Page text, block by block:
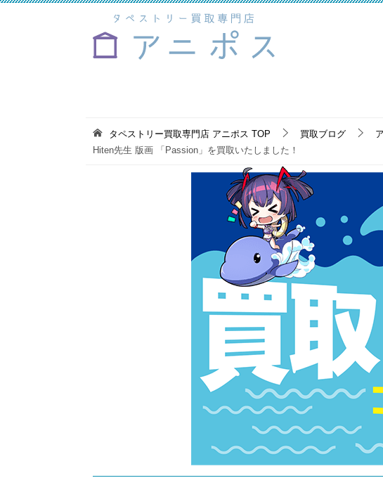
タペストリー買取専門店 アニポス TOP 買取ブログ
Hiten先生 版画 「Passion」を買取いたしました！